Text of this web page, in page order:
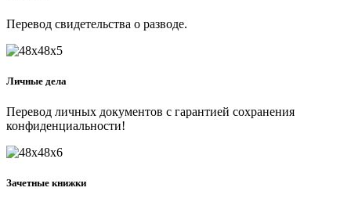
Перевод свидетельства о разводе.
Личные дела
Перевод личных документов с гарантией сохранения
конфиденциальности!
Зачетные книжки